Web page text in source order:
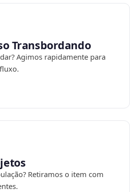
Transbordando
Agimos rapidamente para
Retiramos o item com